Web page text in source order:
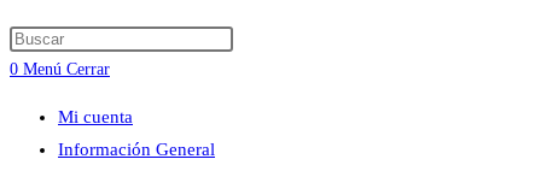
de
la
web
0 Menú Cerrar
Mi cuenta
Información General